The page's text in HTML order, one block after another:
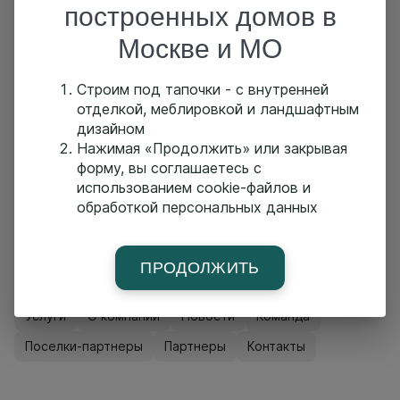
Что Вас ожидает:
• Полный осмотр объекта
• Полный доступ к участку
ответами на все Ваши вопросы
• Специальные предложения на строительство
только для участников
Напишите нам в WhatsApp, чтобы узнать
подробности и записаться на экскурсию
https://rubkoffmsk.ru/email41.
Или позвоните нам по телефону 8(495)135-47-17
Главная страница Построенные дома
Услуги
О компании Новости
Команда
Поселки-партнеры
Партнеры Контакты
построенных домов в
Москве и МО
Строим под тапочки - с внутренней
отделкой, меблировкой и ландшафтным
дизайном
Нажимая «Продолжить» или закрывая
форму, вы соглашаетесь с
использованием cookie-файлов и
обработкой персональных данных
ПРОДОЛЖИТЬ